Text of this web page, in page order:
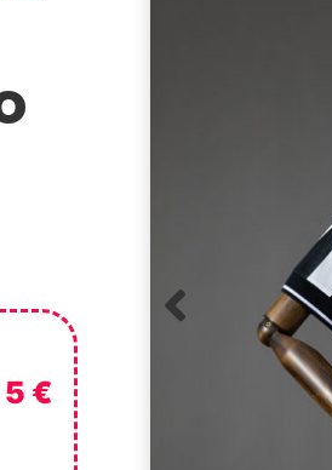
5 €